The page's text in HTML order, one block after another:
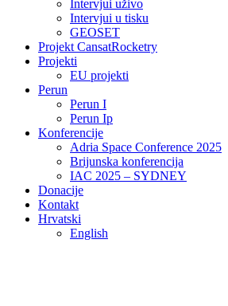
Intervjui uživo
Intervjui u tisku
GEOSET
Projekt CansatRocketry
Projekti
EU projekti
Perun
Perun I
Perun Ip
Konferencije
Adria Space Conference 2025
Brijunska konferencija
IAC 2025 – SYDNEY
Donacije
Kontakt
Hrvatski
English